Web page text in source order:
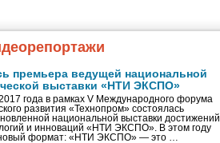
премьера ведущей национальной
выставки «НТИ ЭКСПО»
года в рамках V Международного форума
развития «Технопром» состоялась
национальной выставки достижений
и инноваций «НТИ ЭКСПО». В этом году
формат: «НТИ ЭКСПО» — это …